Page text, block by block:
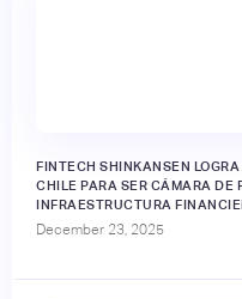
FINTECH SHINKANSEN
CHILE PARA SER CÁMARA DE
INFRAESTRUCTURA
December 23, 2025